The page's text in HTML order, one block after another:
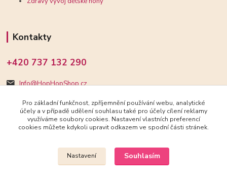
Kontakty
+420 737 132 290
Info@HopHopShop.cz
Upravit sběr cookies.
Pro základní funkčnost, zpříjemnění používání webu, analytické
účely a v případě udělení souhlasu také pro účely cílení reklamy
využíváme soubory cookies. Nastavení vlastních preferencí
cookies můžete kdykoli upravit odkazem ve spodní části stránek.
Nastavení Souhlasím